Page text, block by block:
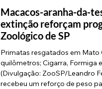
Macacos-aranha-da-
extinção reforçam
Zoológico de SP
Primatas resgatados em Mato
quilômetros; Cigarra, Formiga
(Divulgação: ZooSP/Leandro
recebeu um reforço de peso